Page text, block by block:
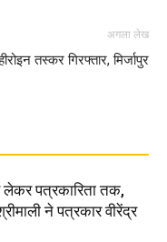
अगला लेख
तस्कर गिरफ्तार, मिर्जापुर
लेकर पत्रकारिता तक,
ने पत्रकार वीरेंद्र